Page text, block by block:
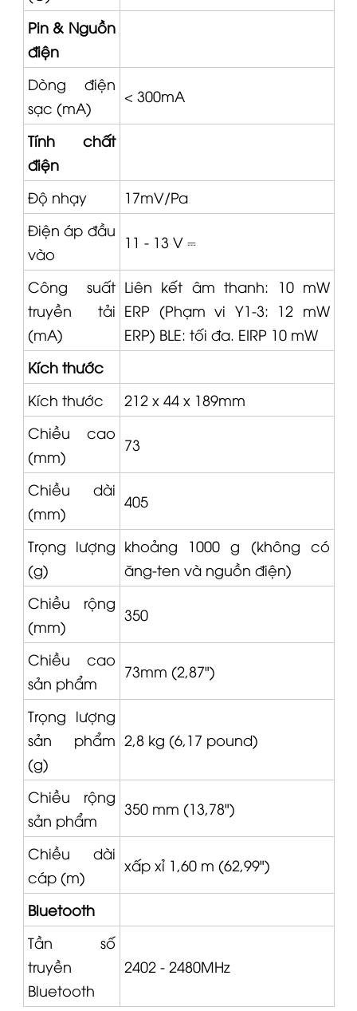
Pin & Nguồn
điện
Dòng điện
sạc (mA)
< 300mA
Tính chất
điện
Độ nhạy
17mV/Pa
Điện áp đầu
vào
11 - 13 V ⎓
Công suất
truyền tải
(mA)
Liên kết âm thanh: 10 mW
ERP (Phạm vi Y1-3: 12 mW
ERP) BLE: tối đa. EIRP 10 mW
Kích thước
Kích thước
212 x 44 x 189mm
Chiều cao
(mm)
73
Chiều dài
(mm)
405
Trọng lượng
(g)
khoảng 1000 g (không có
ăng-ten và nguồn điện)
Chiều rộng
(mm)
350
Chiều cao
sản phẩm
73mm (2,87")
Trọng lượng
sản phẩm
(g)
2,8 kg (6,17 pound)
Chiều rộng
sản phẩm
350 mm (13,78")
Chiều dài
cáp (m)
xấp xỉ 1,60 m (62,99")
Bluetooth
Tần số
truyền
Bluetooth
2402 - 2480MHz